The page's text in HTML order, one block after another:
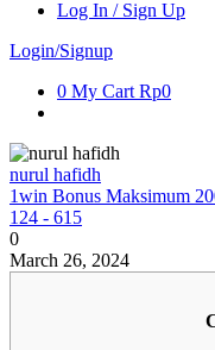
Log In / Sign Up
Login/Signup
0 My Cart Rp0
nurul hafidh
1win Bonus Maksimum
124 - 615
0
March 26, 2024